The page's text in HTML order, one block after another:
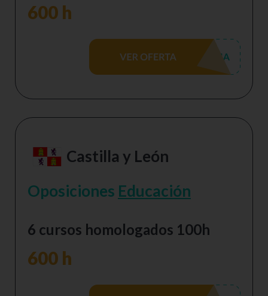
600 h
Castilla y León
Oposiciones Educación
6 cursos homologados 100h
600 h